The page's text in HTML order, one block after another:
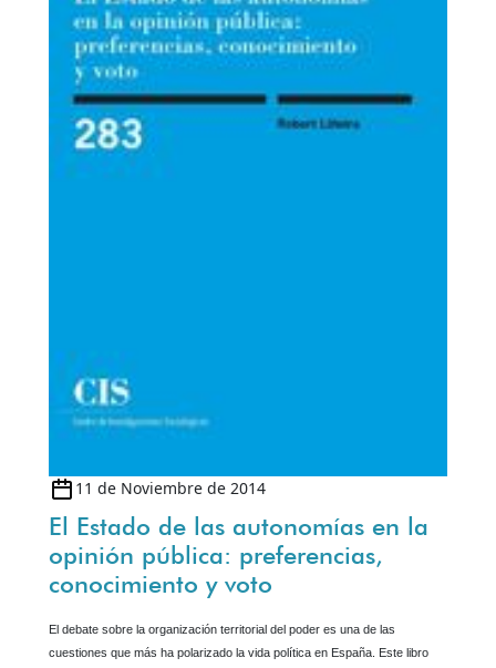
11 de Noviembre de 2014
El Estado de las autonomías en la
opinión pública: preferencias,
conocimiento y voto
El debate sobre la organización territorial del poder es una de las
cuestiones que más ha polarizado la vida política en España. Este libro